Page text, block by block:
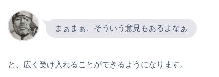
まぁまぁ、そういう意見もあるよなぁ
と、広く受け入れることができるようになります。